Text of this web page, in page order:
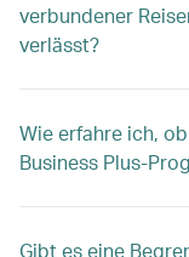
verbundener
verlässt?
Wie erfahre ich,
Business Plus-
Gibt es eine